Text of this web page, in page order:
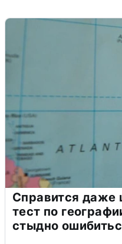
Справится даже
тест по
стыдно